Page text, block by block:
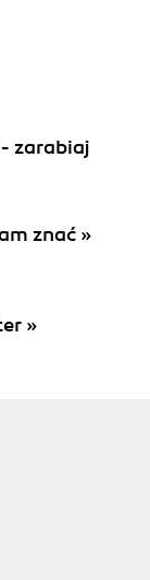
zarabiaj
znać »
»